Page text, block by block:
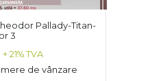
Pallady-Titan-
3
+ 21% TVA
de vânzare